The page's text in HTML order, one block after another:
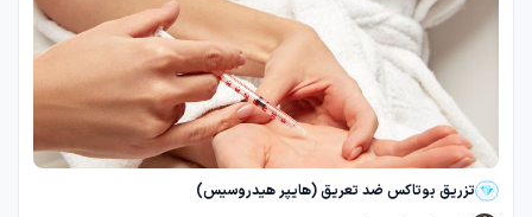
تزریق بوتاکس ضد تعریق (هایپر هیدروسیس)